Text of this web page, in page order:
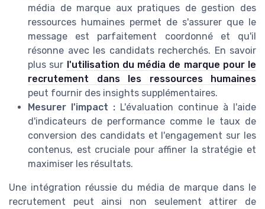
média de marque aux pratiques de gestion des
ressources humaines permet de s'assurer que le
message est parfaitement coordonné et qu'il
résonne avec les candidats recherchés. En savoir
plus sur l'utilisation du média de marque pour le
recrutement dans les ressources humaines
peut fournir des insights supplémentaires.
Mesurer l'impact : L'évaluation continue à l'aide
d'indicateurs de performance comme le taux de
conversion des candidats et l'engagement sur les
contenus, est cruciale pour affiner la stratégie et
maximiser les résultats.
Une intégration réussie du média de marque dans le
recrutement peut ainsi non seulement attirer de